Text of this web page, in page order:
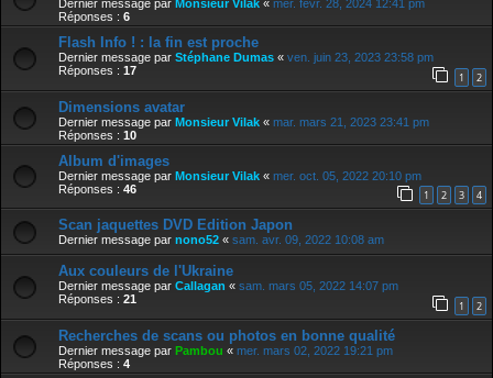
Dernier message par Monsieur Vilak « mer. févr. 28, 2024 12:41 pm
Réponses : 6
Flash Info ! : la fin est proche
Dernier message par Stéphane Dumas « ven. juin 23, 2023 23:58 pm
Réponses : 17 1 2
Dimensions avatar
Dernier message par Monsieur Vilak « mar. mars 21, 2023 23:41 pm
Réponses : 10
Album d'images
Dernier message par Monsieur Vilak « mer. oct. 05, 2022 20:10 pm
Réponses : 46 1 2 3 4
Scan jaquettes DVD Edition Japon
Dernier message par nono52 « sam. avr. 09, 2022 10:08 am
Aux couleurs de l'Ukraine
Dernier message par Callagan « sam. mars 05, 2022 14:07 pm
Réponses : 21 1 2
Recherches de scans ou photos en bonne qualité
Dernier message par Pambou « mer. mars 02, 2022 19:21 pm
Réponses : 4